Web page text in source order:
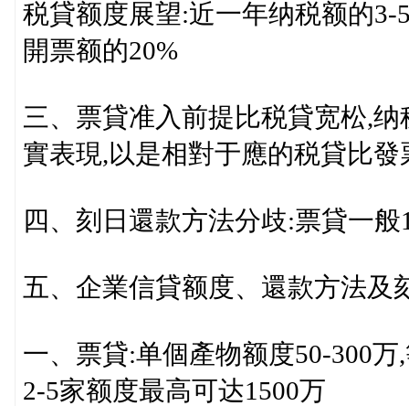
税貸额度展望:近一年纳税额的
開票额的20%
三、票貸准入前提比税貸宽松,
實表現,以是相對于應的税貸比
四、刻日還款方法分歧:票貸一
五、企業信貸额度、還款方法及
一、票貸:单個產物额度50-300
2-5家额度最高可达1500万